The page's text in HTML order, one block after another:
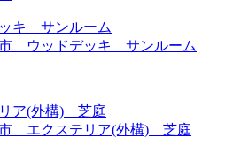
ウッドデッキ サンルーム
エクステリア(外構) 芝庭